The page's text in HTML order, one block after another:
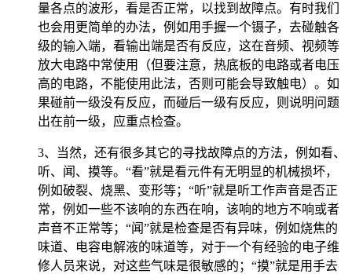
量各点的波形，看是否正常，以找到故障点。有时我们
也会用更简单的办法，例如用手握一个镊子，去碰触各
级的输入端，看输出端是否有反应，这在音频、视频等
放大电路中常使用（但要注意，热底板的电路或者电压
高的电路，不能使用此法，否则可能会导致触电）。如
果碰前一级没有反应，而碰后一级有反应，则说明问题
出在前一级，应重点检查。
3、当然，还有很多其它的寻找故障点的方法，例如看、
听、闻、摸等。“看”就是看元件有无明显的机械损坏，
例如破裂、烧黑、变形等；“听”就是听工作声音是否正
常，例如一些不该响的东西在响，该响的地方不响或者
声音不正常等；“闻”就是检查是否有异味，例如烧焦的
味道、电容电解液的味道等，对于一个有经验的电子维
修人员来说，对这些气味是很敏感的；“摸”就是用手去